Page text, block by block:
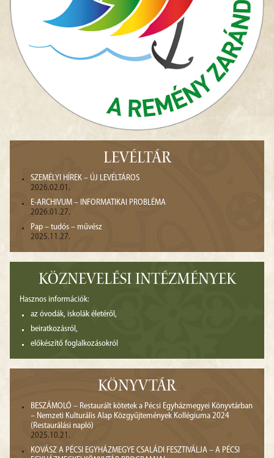
LEVÉLTÁR
SZEMÉLYI HÍREK – ÚJ LEVÉLTÁROS
2026.02.01.
E-ARCHIVUM – INFORMATIKAI PROBLÉMA
2026.01.27.
Pap – tudós – művész
2025.11.27.
KÖZNEVELÉSI INTÉZMÉNYEK
Hasznos információk:
az óvodák, iskolák életéről,
beiratkozásról,
előkészítő foglalkozásokról
KÖNYVTÁR
BESZÁMOLÓ – Restaurált kötetek a Pécsi Egyházmegyei Könyvtárban
– Nemzeti Kulturális Alap Közgyűjtemények Kollégiuma 2024
(Restaurálási napló)
2025.10.21.
KOVÁSZ A PÉCSI EGYHÁZMEGYE CSALÁDI FESZTIVÁLJA – A PÉCSI